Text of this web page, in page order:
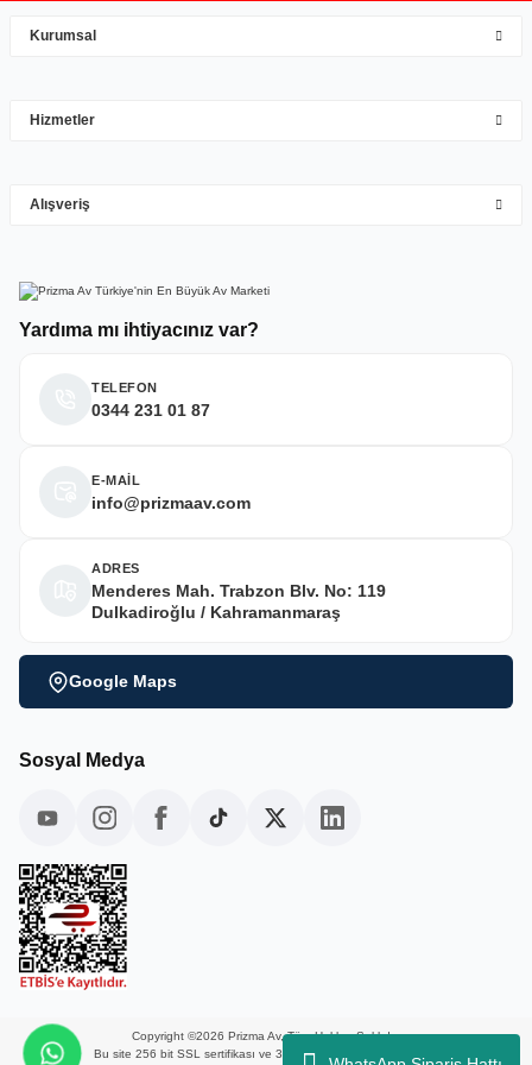
Deneyimini Paylaş
Yardıma mı ihtiyacınız var?
TELEFON
0344 231 01 87
E-MAİL
info@prizmaav.com
ADRES
Menderes Mah. Trabzon Blv. No: 119
Dulkadiroğlu / Kahramanmaraş
Google Maps
Kurumsal
Hizmetler
Alışveriş
Sosyal Medya
Copyright ©2026 Prizma Av, Tüm Hakları Saklıdır.
Bu site 256 bit SSL sertifikası ve 3D güvenlik ile korunmaktadır.